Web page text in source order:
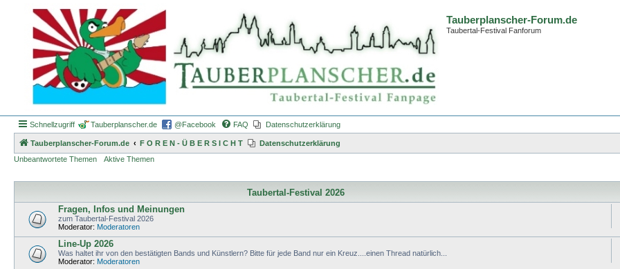
Tauberplanscher-Forum.de
Taubertal-Festival Fanforum
Schnellzugriff Tauberplanscher.de @Facebook FAQ Datenschutzerklärung
Tauberplanscher-Forum.de F O R E N - Ü B E R S I C H T
Datenschutzerklärung
Unbeantwortete Themen
Aktive Themen
Taubertal-Festival 2026
Fragen, Infos und Meinungen
zum Taubertal-Festival 2026
Moderator: Moderatoren
Line-Up 2026
Was haltet ihr von den bestätigten Bands und Künstlern? Bitte für jede Band nur ein Kreuz....einen Thread natürlich...
Moderator: Moderatoren